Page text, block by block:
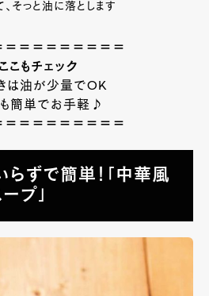
そっと油に落とします
＝＝＝＝＝＝＝＝＝
こもチェック
は油が少量でOK
簡単でお手軽♪
＝＝＝＝＝＝＝＝＝
ずで簡単！「中華風
プ」